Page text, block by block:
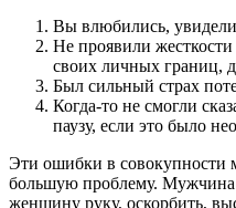
Вы влюбились,
Не проявили
своих личных границ,
Был сильный страх
Когда-то не смогли
паузу, если это было
Эти ошибки в совокупности
большую проблему. Мужчина
женщину руку, оскорбить,